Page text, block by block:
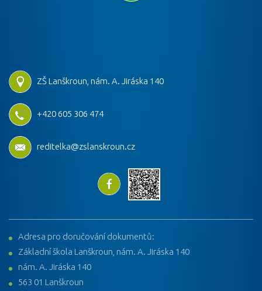
ZŠ Lanškroun, nám. A. Jiráska 140
+420 605 306 474
reditelka@zslanskroun.cz
Adresa pro doručování dokumentů:
Základní škola Lanškroun, nám. A. Jiráska 140
nám. A. Jiráska 140
563 01 Lanškroun